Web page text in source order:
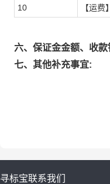
10 【运费】
六、保证金金额、收
七、其他补充事宜:
寻标宝联系我们